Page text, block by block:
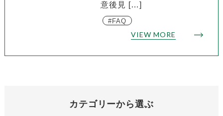
意後見 […]
FAQ
VIEW MORE
カテゴリーから選ぶ